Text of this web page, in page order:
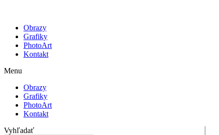
Obrazy
Grafiky
PhotoArt
Kontakt
Menu
Obrazy
Grafiky
PhotoArt
Kontakt
Vyhľadať